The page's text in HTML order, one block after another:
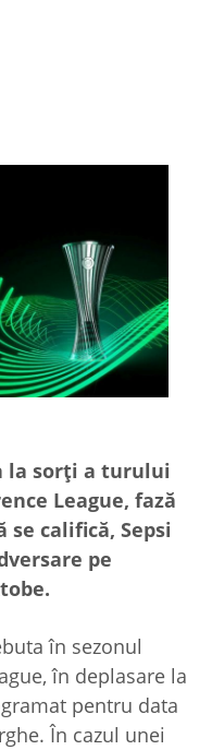
la sorți a turului
League, fază
califică, Sepsi
pe
în sezonul
în deplasare la
pentru data
În cazul unei